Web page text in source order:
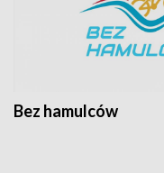
Bez hamulców